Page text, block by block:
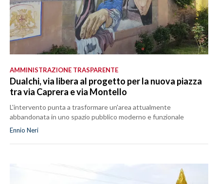
AMMINISTRAZIONE TRASPARENTE
Dualchi, via libera al progetto per la nuova piazza
tra via Caprera e via Montello
L'intervento punta a trasformare un'area attualmente
abbandonata in uno spazio pubblico moderno e funzionale
Ennio Neri